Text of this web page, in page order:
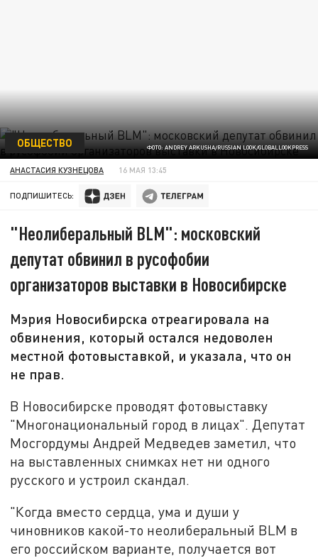
ФОТО: ANDREY ARKUSHA/RUSSIAN LOOK/GLOBALLOOKPRESS
ОБЩЕСТВО
АНАСТАСИЯ КУЗНЕЦОВА 16 МАЯ 13:45
ПОДПИШИТЕСЬ:
"Неолиберальный BLM": московский
депутат обвинил в русофобии
организаторов выставки в Новосибирске
Мэрия Новосибирска отреагировала на
обвинения, который остался недоволен
местной фотовыставкой, и указала, что он
не прав.
В Новосибирске проводят фотовыставку
"Многонациональный город в лицах". Депутат
Мосгордумы Андрей Медведев заметил, что
на выставленных снимках нет ни одного
русского и устроил скандал.
"Когда вместо сердца, ума и души у
чиновников какой-то неолиберальный BLM в
его российском варианте, получается вот